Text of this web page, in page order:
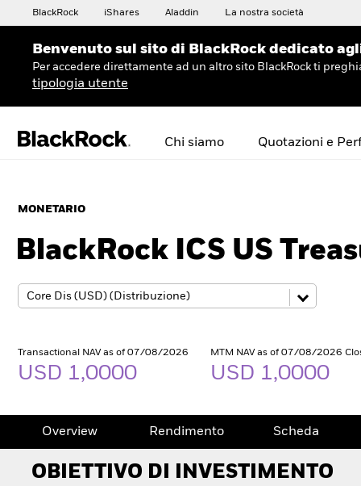
BlackRock iShares Aladdin La nostra società
Benvenuto sul sito di BlackRock dedicato
Per accedere direttamente ad un altro sito BlackRock ti
tipologia utente
Chi siamo Quotazioni e
MONETARIO
BlackRock ICS US
Transactional NAV as of 07/08/2026
USD 1,0000
MTM NAV as of 07/08/2026
USD 1,0000
Overview Rendimento Scheda
OBIETTIVO DI INVESTIMENTO